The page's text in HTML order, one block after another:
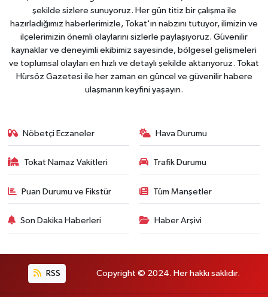
şekilde sizlere sunuyoruz. Her gün titiz bir çalışma ile
hazırladığımız haberlerimizle, Tokat'ın nabzını tutuyor, ilimizin ve
ilçelerimizin önemli olaylarını sizlerle paylaşıyoruz. Güvenilir
kaynaklar ve deneyimli ekibimiz sayesinde, bölgesel gelişmeleri
ve toplumsal olayları en hızlı ve detaylı şekilde aktarıyoruz. Tokat
Hürsöz Gazetesi ile her zaman en güncel ve güvenilir habere
ulaşmanın keyfini yaşayın.
Nöbetçi Eczaneler Hava Durumu
Tokat Namaz Vakitleri Trafik Durumu
Puan Durumu ve Fikstür Tüm Manşetler
Son Dakika Haberleri Haber Arşivi
RSS Copyright © 2024. Her hakkı saklıdır.